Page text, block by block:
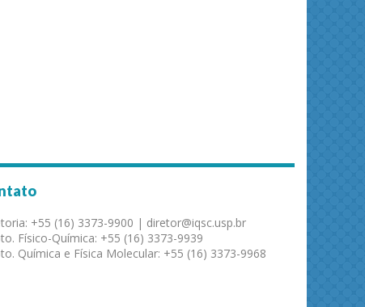
+55 (16) 3373-9900 | diretor@iqsc.usp.br
Físico-Química: +55 (16) 3373-9939
Química e Física Molecular: +55 (16) 3373-9968